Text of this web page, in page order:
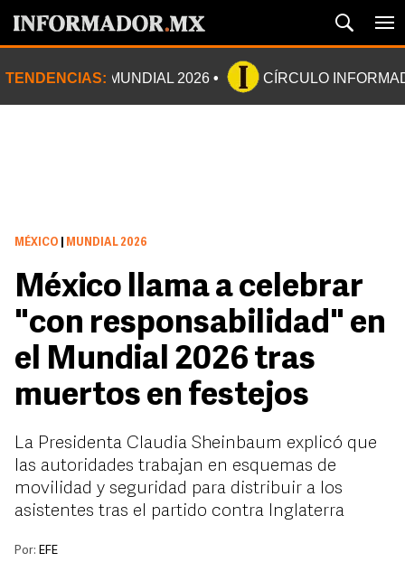
TENDENCIAS: MUNDIAL 2026 CÍRCULO
MÉXICO MUNDIAL 2026
México llama a celebrar
"con responsabilidad" en
el Mundial 2026 tras
muertos en festejos
La Presidenta Claudia Sheinbaum explicó que
las autoridades trabajan en esquemas de
movilidad y seguridad para distribuir a los
asistentes tras el partido contra Inglaterra
Por: EFE